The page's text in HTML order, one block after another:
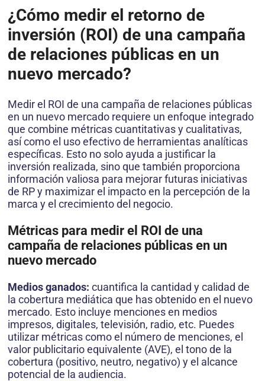
¿Cómo medir el retorno de
inversión (ROI) de una campaña
de relaciones públicas en un
nuevo mercado?
Medir el ROI de una campaña de relaciones públicas
en un nuevo mercado requiere un enfoque integrado
que combine métricas cuantitativas y cualitativas,
así como el uso efectivo de herramientas analíticas
específicas. Esto no solo ayuda a justificar la
inversión realizada, sino que también proporciona
información valiosa para mejorar futuras iniciativas
de RP y maximizar el impacto en la percepción de la
marca y el crecimiento del negocio.
Métricas para medir el ROI de una
campaña de relaciones públicas en un
nuevo mercado
Medios ganados: cuantifica la cantidad y calidad de
la cobertura mediática que has obtenido en el nuevo
mercado. Esto incluye menciones en medios
impresos, digitales, televisión, radio, etc. Puedes
utilizar métricas como el número de menciones, el
valor publicitario equivalente (AVE), el tono de la
cobertura (positivo, neutro, negativo) y el alcance
potencial de la audiencia.